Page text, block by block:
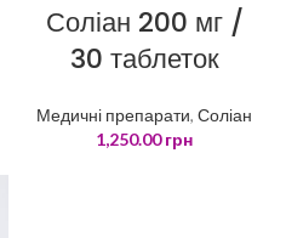
Соліан 200 мг /
30 таблеток
Медичні препарати, Соліан
1,250.00грн